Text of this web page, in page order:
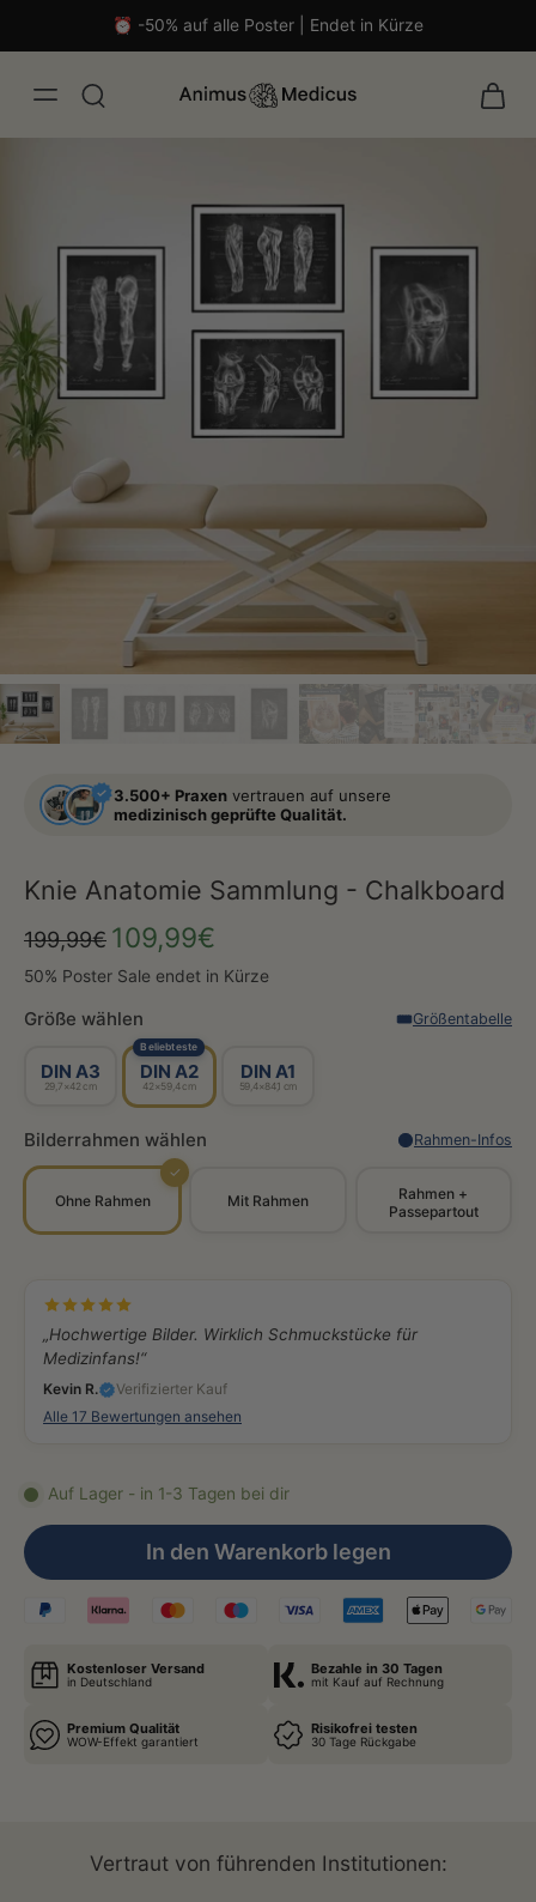
⏰ -50% auf alle Poster | Endet in Kürze
3.500+ Praxen vertrauen auf unsere
medizinisch geprüfte Qualität.
Knie Anatomie Sammlung - Chalkboard
199,99€ 109,99€
50% Poster Sale endet in Kürze
Größe wählen Größentabelle
DIN A3
29,7×42 cm
Beliebteste
DIN A2
42×59,4 cm
DIN A1
59,4×84,1 cm
Bilderrahmen wählen Rahmen-Infos
Ohne Rahmen
✓
Mit Rahmen
Rahmen +
Passepartout
„Hochwertige Bilder. Wirklich Schmuckstücke für
Medizinfans!“
Kevin R.
Verifizierter Kauf
Alle 17 Bewertungen ansehen
Auf Lager - in 1-3 Tagen bei dir
In den Warenkorb legen
Kostenloser Versand
in Deutschland
Bezahle in 30 Tagen
mit Kauf auf Rechnung
Premium Qualität
WOW-Effekt garantiert
Risikofrei testen
30 Tage Rückgabe
Vertraut von führenden Institutionen: